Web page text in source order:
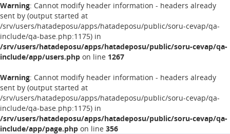
Warning: Cannot modify header information - headers already
sent by (output started at
/srv/users/hatadeposu/apps/hatadeposu/public/soru-cevap/qa-
include/qa-base.php:1175) in
/srv/users/hatadeposu/apps/hatadeposu/public/soru-cevap/qa-
include/app/users.php on line 1267
Warning: Cannot modify header information - headers already
sent by (output started at
/srv/users/hatadeposu/apps/hatadeposu/public/soru-cevap/qa-
include/qa-base.php:1175) in
/srv/users/hatadeposu/apps/hatadeposu/public/soru-cevap/qa-
include/app/page.php on line 356